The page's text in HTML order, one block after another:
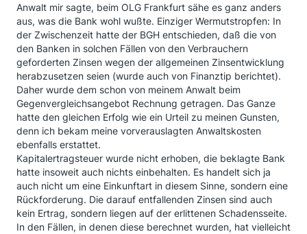
Anwalt mir sagte, beim OLG Frankfurt sähe es ganz anders
aus, was die Bank wohl wußte. Einziger Wermutstropfen: In
der Zwischenzeit hatte der BGH entschieden, daß die von
den Banken in solchen Fällen von den Verbrauchern
geforderten Zinsen wegen der allgemeinen Zinsentwicklung
herabzusetzen seien (wurde auch von Finanztip berichtet).
Daher wurde dem schon von meinem Anwalt beim
Gegenvergleichsangebot Rechnung getragen. Das Ganze
hatte den gleichen Erfolg wie ein Urteil zu meinen Gunsten,
denn ich bekam meine vorverauslagten Anwaltskosten
ebenfalls erstattet.
Kapitalertragsteuer wurde nicht erhoben, die beklagte Bank
hatte insoweit auch nichts einbehalten. Es handelt sich ja
auch nicht um eine Einkunftart in diesem Sinne, sondern eine
Rückforderung. Die darauf entfallenden Zinsen sind auch
kein Ertrag, sondern liegen auf der erlittenen Schadensseite.
In den Fällen, in denen diese berechnet wurden, hat vielleicht